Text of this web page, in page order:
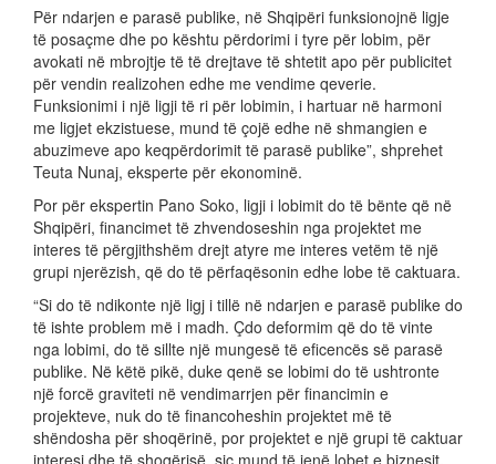
Për ndarjen e parasë publike, në Shqipëri funksionojnë ligje
të posaçme dhe po kështu përdorimi i tyre për lobim, për
avokati në mbrojtje të të drejtave të shtetit apo për publicitet
për vendin realizohen edhe me vendime qeverie.
Funksionimi i një ligji të ri për lobimin, i hartuar në harmoni
me ligjet ekzistuese, mund të çojë edhe në shmangien e
abuzimeve apo keqpërdorimit të parasë publike”, shprehet
Teuta Nunaj, eksperte për ekonominë.
Por për ekspertin Pano Soko, ligji i lobimit do të bënte që në
Shqipëri, financimet të zhvendoseshin nga projektet me
interes të përgjithshëm drejt atyre me interes vetëm të një
grupi njerëzish, që do të përfaqësonin edhe lobe të caktuara.
“Si do të ndikonte një ligj i tillë në ndarjen e parasë publike do
të ishte problem më i madh. Çdo deformim që do të vinte
nga lobimi, do të sillte një mungesë të eficencës së parasë
publike. Në këtë pikë, duke qenë se lobimi do të ushtronte
një forcë graviteti në vendimarrjen për financimin e
projekteve, nuk do të financoheshin projektet më të
shëndosha për shoqërinë, por projektet e një grupi të caktuar
interesi dhe të shoqërisë, siç mund të jenë lobet e biznesit.